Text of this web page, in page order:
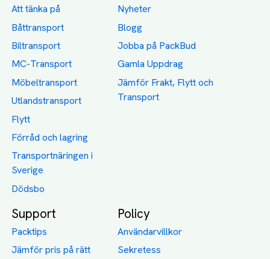
Att tänka på
Båttransport
Biltransport
MC-Transport
Möbeltransport
Utlandstransport
Flytt
Förråd och lagring
Transportnäringen i
Sverige
Dödsbo
Nyheter
Blogg
Jobba på PackBud
Gamla Uppdrag
Jämför Frakt, Flytt och
Transport
Support
Packtips
Jämför pris på rätt
Policy
Användarvillkor
Sekretess